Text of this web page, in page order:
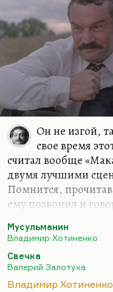
Он не изгой,
свое время
считал вообще
двумя лучшими
Помнится,
ему позвонил и
заслонила все тобой
помнить
даже «Великий поход
будут помнить как
Мусульманин
Владимир Хотиненко
Свечка
Валерий Залотуха
Владимир Хотиненко